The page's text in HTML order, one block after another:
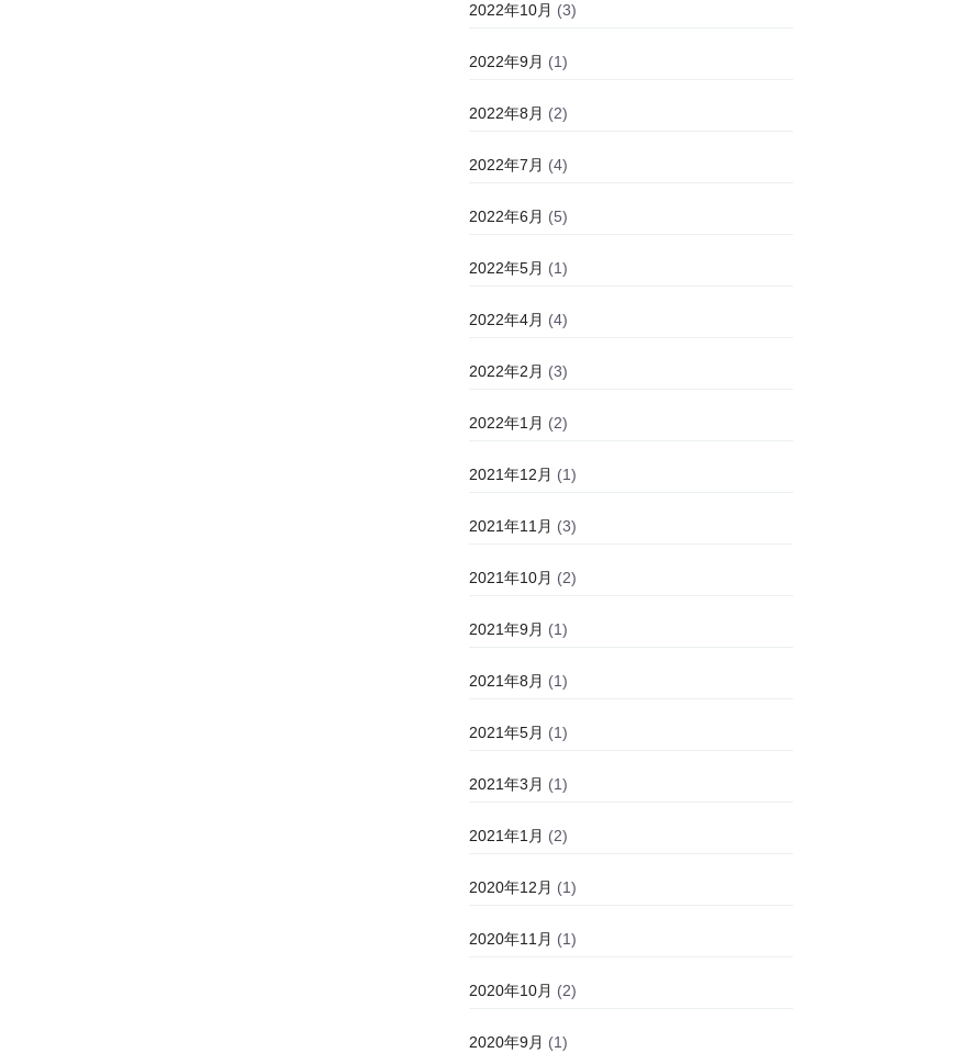
2022年10月 (3)
2022年9月 (1)
2022年8月 (2)
2022年7月 (4)
2022年6月 (5)
2022年5月 (1)
2022年4月 (4)
2022年2月 (3)
2022年1月 (2)
2021年12月 (1)
2021年11月 (3)
2021年10月 (2)
2021年9月 (1)
2021年8月 (1)
2021年5月 (1)
2021年3月 (1)
2021年1月 (2)
2020年12月 (1)
2020年11月 (1)
2020年10月 (2)
2020年9月 (1)